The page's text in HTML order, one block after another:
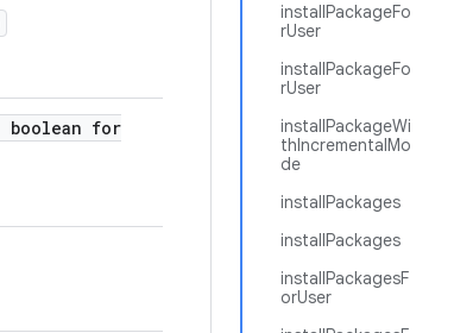
installPackageFo
rUser
installPackageFo
rUser
installPackageWi
thIncrementalMo
de
installPackages
installPackages
installPackagesF
orUser
boolean for